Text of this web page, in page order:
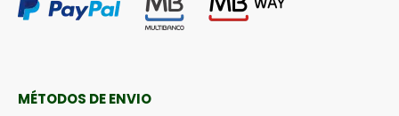
MÉTODOS DE ENVIO